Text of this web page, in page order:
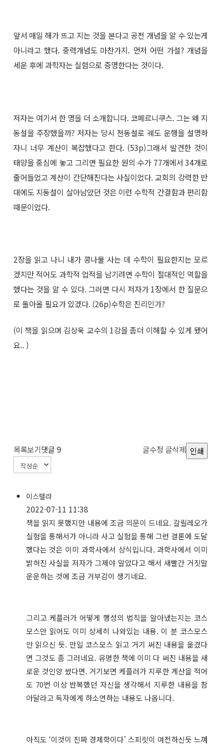
앞서 매일 해가 뜨고 지는 것을 본다고 공전 개념을 알 수 있는게
아니라고 했다. 중력개념도 마찬가지. 먼저 어떤 가설? 개념을
세운 후에 과학자는 실험으로 증명한다는 것이다.
저자는 여기서 한 명을 더 소개합니다. 코페르니쿠스. 그는 왜 지
동설을 주장했을까? 저자는 당시 천동설로 궤도 운행을 설명하
자니 너무 계산이 복잡했다고 한다. (53p)그래서 발견한 것이
태양을 중심에 놓고 그리면 필요한 원의 수가 77개에서 34개로
줄어들었고 계산이 간단해진다는 사실이었다. 교회의 강력한 반
대에도 지동설이 살아남았던 것은 이런 수학적 간결함과 편리함
때문이었다.
2장을 읽고 나니 내가 콩나물 사는 데 수학이 필요한지는 모르
겠지만 적어도 과학적 업적을 남기려면 수학이 절대적인 역할을
했다는 것을 알 수 있다. 그러면 다시 저자가 1장에서 한 질문으
로 돌아올 필요가 있겠다. (26p)수학은 진리인가?
(이 책을 읽으며 김상욱 교수의 1강을 좀더 이해할 수 있게 됐어
요.. )
인쇄
목록보기 글수정 글삭제
댓글9
이스텔라
2022-07-11 11:38
책을 읽지 못했지만 내용에 조금 의문이 드네요. 갈릴레오가
실험을 통해서가 아니라 사고 실험을 통해 그런 결론에 도달
했다는 것은 이미 과학사에서 상식입니다. 과학사에서 이미
밝혀진 사실을 저자가 그제야 알았다고 해서 새빨간 거짓말
운운하는 것에 조금 거부감이 생기네요.
그리고 케플러가 어떻게 행성의 법칙을 알아냈는지는 코스
모스만 읽어도 이미 상세히 나와있는 내용. 이 분 코스모스
안 읽으신 듯. 만일 코스모스 읽고 거기 써진 내용을 옮겼다
면 그것도 좀 그러네요. 유명한 책에 이미 다 써진 내용을 새
로운 것인양 썼다면. 거기보면 케플러가 지루한 계산을 적어
도 70번 이상 반복했던 자신을 생각해서 지루한 내용을 참
아달라고 독자에게 하소연하는 내용도 나옵니다.
아직도 ‘이것이 진짜 경제학이다’ 스피릿이 여전하신듯 느껴